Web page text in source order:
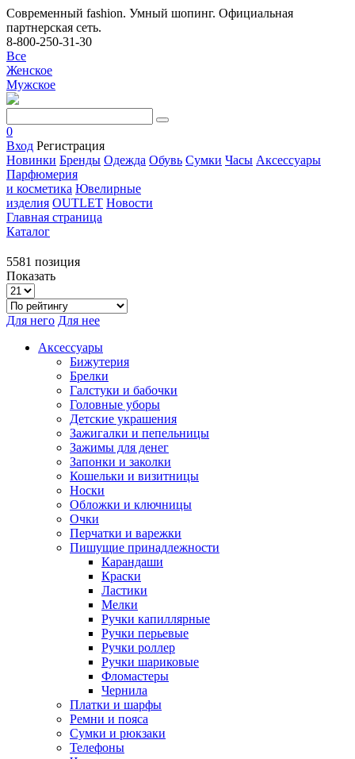
Современный fashion. Умный шопинг. Официальная
партнерская сеть.
8-800-250-31-30
Все
Женское
Мужское
0
Вход Регистрация
Новинки Бренды Одежда Обувь Сумки Часы Аксессуары
Парфюмерия
и косметика Ювелирные
изделия OUTLET Новости
Главная страница
Каталог
5581 позиция
Показать
Для него Для нее
Аксессуары
Бижутерия
Брелки
Галстуки и бабочки
Головные уборы
Детские украшения
Зажигалки и пепельницы
Зажимы для денег
Запонки и заколки
Кошельки и визитницы
Носки
Обложки и ключницы
Очки
Перчатки и варежки
Пишущие принадлежности
Карандаши
Краски
Ластики
Мелки
Ручки капиллярные
Ручки перьевые
Ручки роллер
Ручки шариковые
Фломастеры
Чернила
Платки и шарфы
Ремни и пояса
Сумки и рюкзаки
Телефоны